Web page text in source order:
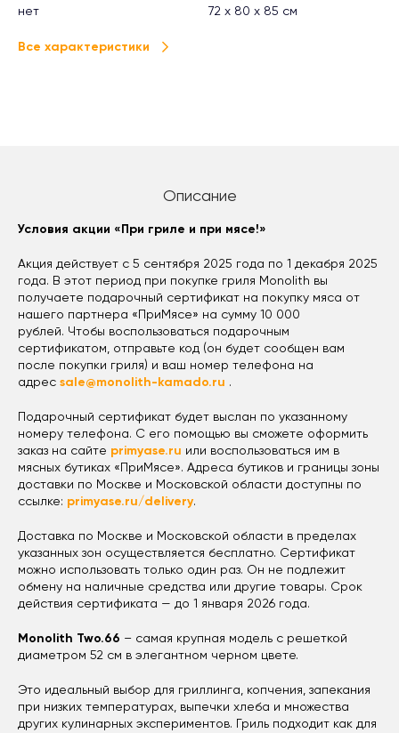
нет
72 x 80 x 85 см
Все характеристики
Описание
Условия акции «При гриле и при мясе!»
Акция действует с 5 сентября 2025 года по 1 декабря 2025
года. В этот период при покупке гриля Monolith вы
получаете подарочный сертификат на покупку мяса от
нашего партнера «ПриМясе» на сумму 10 000
рублей. Чтобы воспользоваться подарочным
сертификатом, отправьте код (он будет сообщен вам
после покупки гриля) и ваш номер телефона на
адрес sale@monolith-kamado.ru .
Подарочный сертификат будет выслан по указанному
номеру телефона. С его помощью вы сможете оформить
заказ на сайте primyase.ru или воспользоваться им в
мясных бутиках «ПриМясе». Адреса бутиков и границы зоны
доставки по Москве и Московской области доступны по
ссылке: primyase.ru/delivery.
Доставка по Москве и Московской области в пределах
указанных зон осуществляется бесплатно. Сертификат
можно использовать только один раз. Он не подлежит
обмену на наличные средства или другие товары. Срок
действия сертификата — до 1 января 2026 года.
Monolith Two.66 – самая крупная модель с решеткой
диаметром 52 см в элегантном черном цвете.
Это идеальный выбор для гриллинга, копчения, запекания
при низких температурах, выпечки хлеба и множества
других кулинарных экспериментов. Гриль подходит как для